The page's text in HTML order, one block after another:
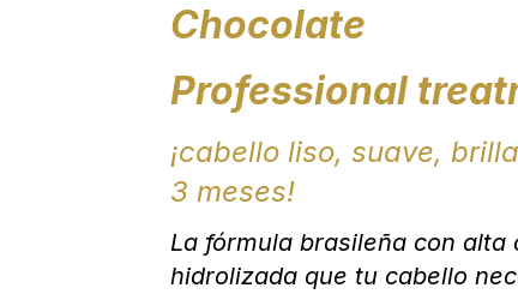
Chocolate
Professional
¡cabello liso, suave,
3 meses!
La fórmula brasileña con
hidrolizada que tu cabello